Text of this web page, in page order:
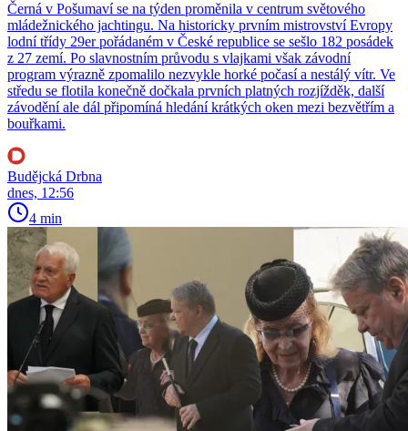
Černá v Pošumaví se na týden proměnila v centrum světového
mládežnického jachtingu. Na historicky prvním mistrovství Evropy
lodní třídy 29er pořádaném v České republice se sešlo 182 posádek
z 27 zemí. Po slavnostním průvodu s vlajkami však závodní
program výrazně zpomalilo nezvykle horké počasí a nestálý vítr. Ve
středu se flotila konečně dočkala prvních platných rozjížděk, další
závodění ale dál připomíná hledání krátkých oken mezi bezvětřím a
bouřkami.
Budějcká Drbna
dnes, 12:56
4 min